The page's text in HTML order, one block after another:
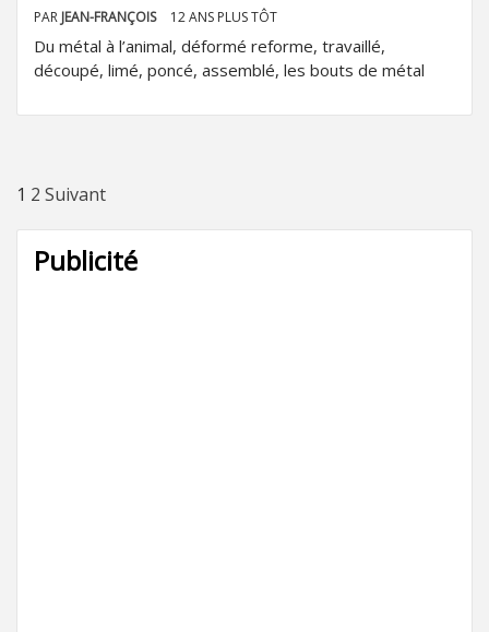
PAR JEAN-FRANÇOIS 12 ANS PLUS TÔT
Du métal à l’animal, déformé reforme, travaillé,
découpé, limé, poncé, assemblé, les bouts de métal
Pagination
des
1 2 Suivant
Publicité